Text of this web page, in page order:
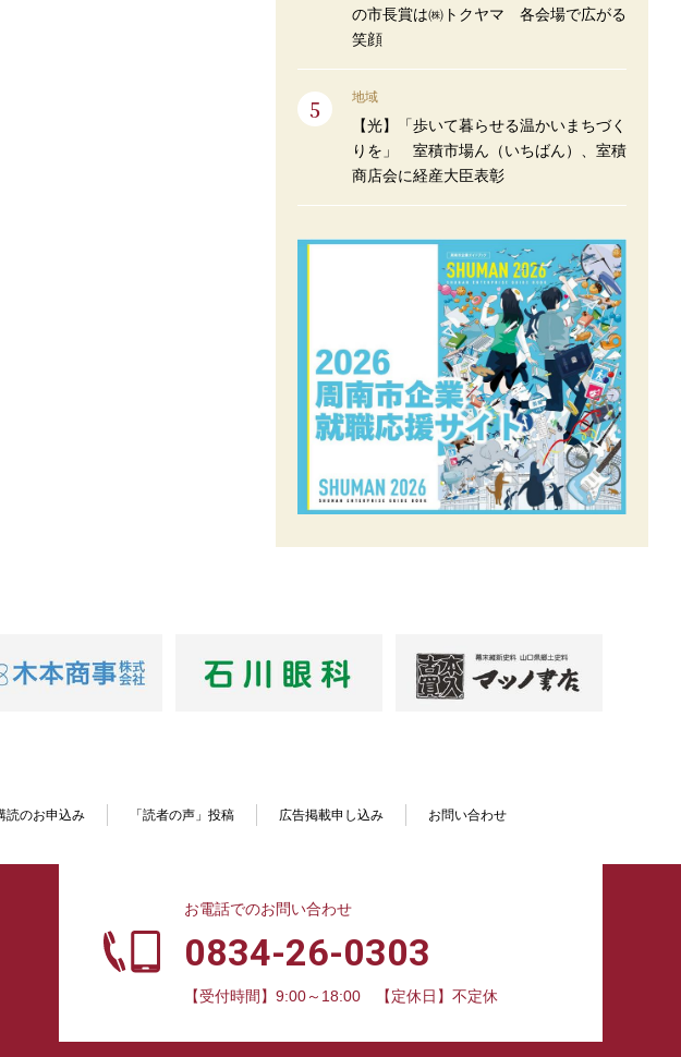
の市長賞は㈱トクヤマ 各会場で広がる
笑顔
地域
【光】「歩いて暮らせる温かいまちづく
りを」 室積市場ん（いちばん）、室積
商店会に経産大臣表彰
読のお申込み 「読者の声」投稿 広告掲載申し込み お問い合わせ
お電話でのお問い合わせ
0834-26-0303
【受付時間】9:00～18:00 【定休日】不定休